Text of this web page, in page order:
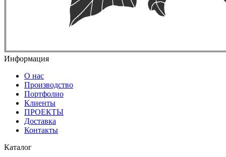
Информация
О нас
Производство
Портфолио
Клиенты
ПРОЕКТЫ
Доставка
Контакты
Каталог